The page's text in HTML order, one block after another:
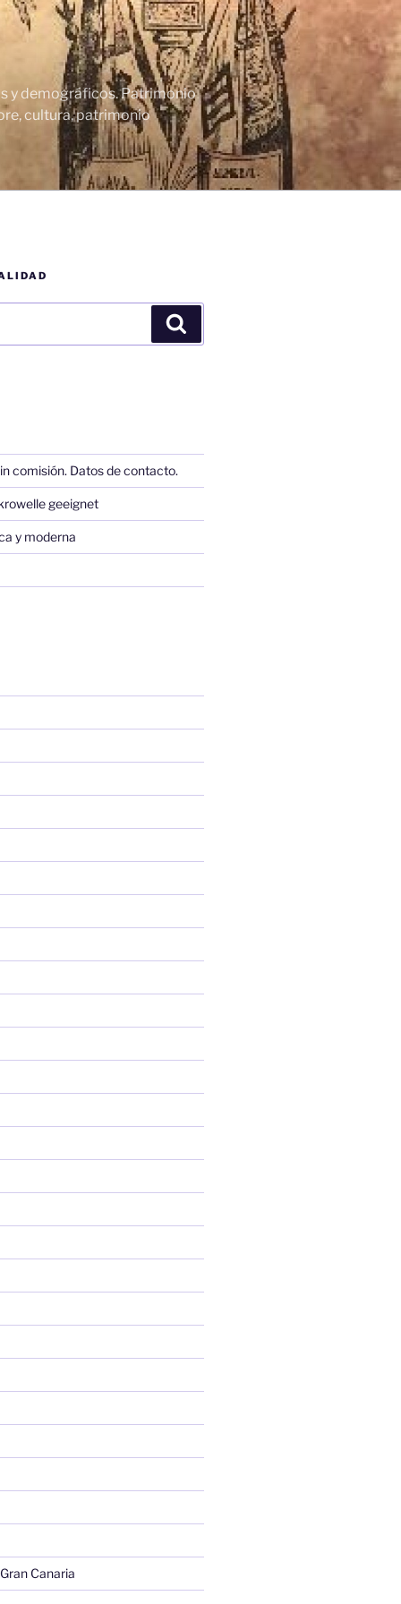
y demográficos. Patrimonio
cultura, patrimonio
comisión. Datos de contacto.
geeignet
y moderna
Canaria